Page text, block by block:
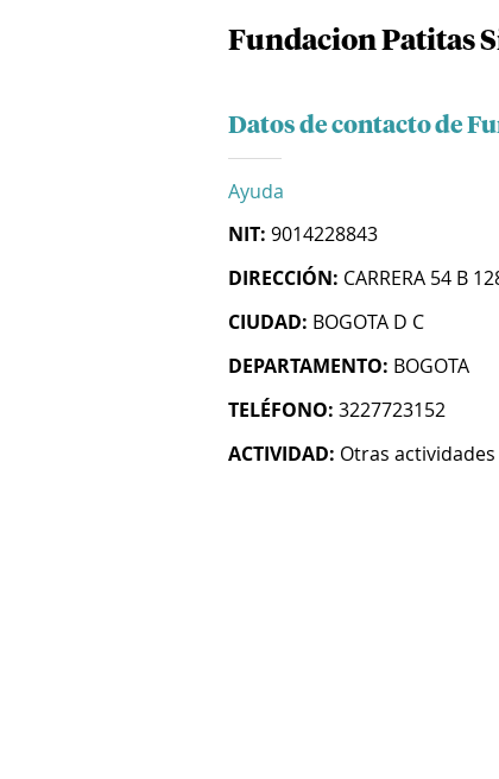
Fundacion Patitas
Datos de contacto de
Ayuda
NIT: 9014228843
DIRECCIÓN: CARRERA 54 B
CIUDAD: BOGOTA D C
DEPARTAMENTO: BOGOTA
TELÉFONO: 3227723152
ACTIVIDAD: Otras